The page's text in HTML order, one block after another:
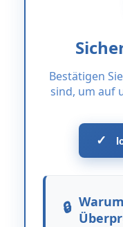
Bestätigen
sind, um auf
✓